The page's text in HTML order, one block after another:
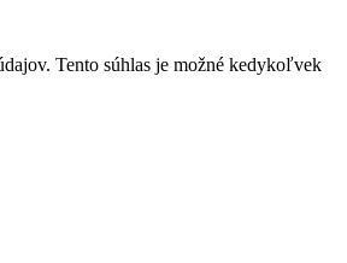
Tento súhlas je možné kedykoľvek